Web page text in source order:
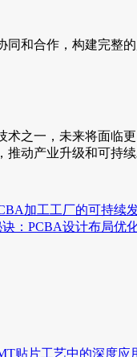
同和合作，构建完整
术之一，未来将面临
动产业升级和可持续
加工工厂的可持续
：PCBA设计布局优
贴片工艺中的深度应